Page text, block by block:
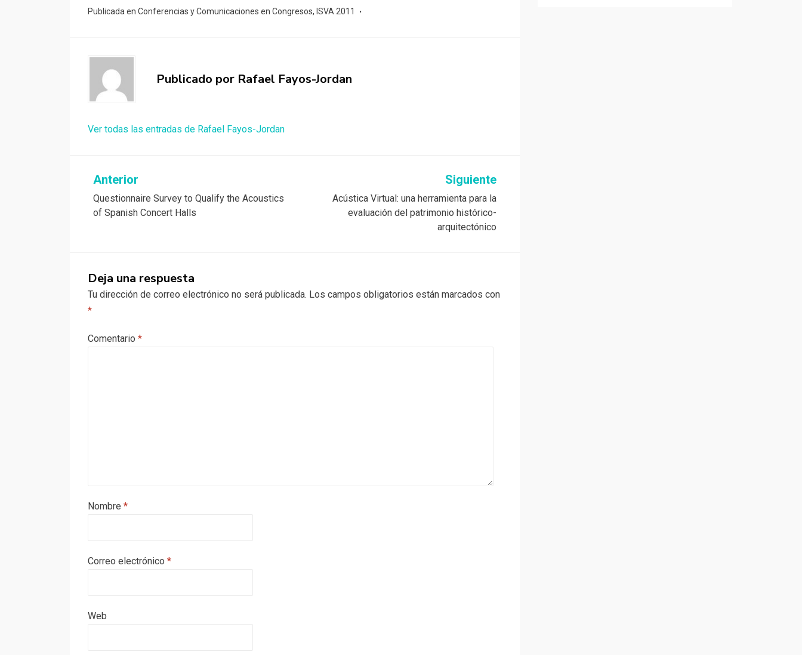
Publicada en Conferencias y Comunicaciones en Congresos, ISVA 2011
Publicado por Rafael Fayos-Jordan
Ver todas las entradas de Rafael Fayos-Jordan
Navegación
de
Anterior
Questionnaire Survey to Qualify the Acoustics
of Spanish Concert Halls
Siguiente
Acústica Virtual: una herramienta para la
evaluación del patrimonio histórico-
arquitectónico
Deja una respuesta
Tu dirección de correo electrónico no será publicada. Los campos obligatorios están marcados con
*
Comentario *
Nombre *
Correo electrónico *
Web